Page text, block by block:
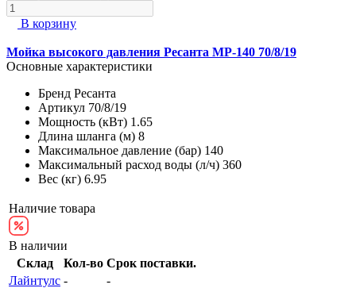
В корзину
Мойка высокого давления Ресанта МР-140 70/8/19
Основные характеристики
Бренд Ресанта
Артикул 70/8/19
Мощность (кВт) 1.65
Длина шланга (м) 8
Максимальное давление (бар) 140
Максимальный расход воды (л/ч) 360
Вес (кг) 6.95
Наличие товара
В наличии
Склад
Кол-во Срок поставки.
Лайнтулс -
-